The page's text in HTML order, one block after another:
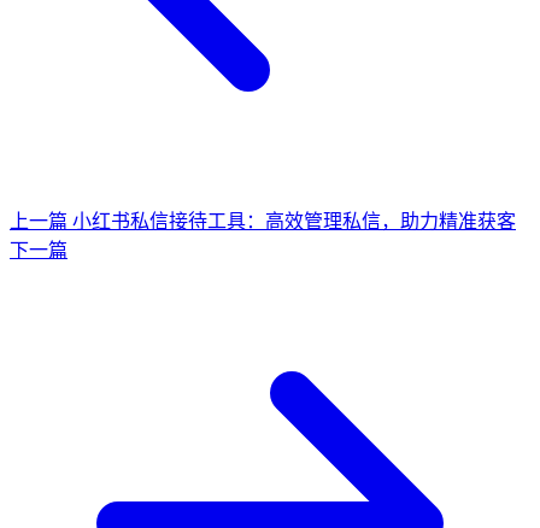
上一篇 小红书私信接待工具：高效管理私信，助力精准获客
下一篇